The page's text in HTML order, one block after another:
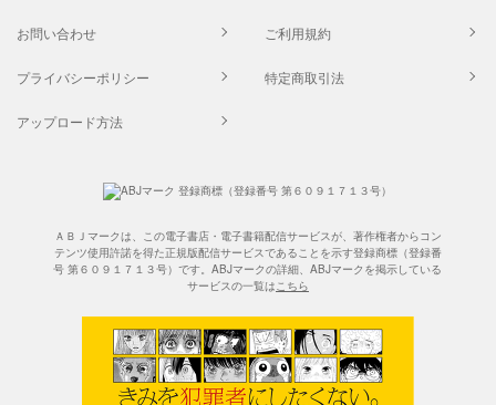
お問い合わせ ご利用規約
プライバシーポリシー 特定商取引法
アップロード方法
ＡＢＪマークは、この電子書店・電子書籍配信サービスが、著作権者からコン
テンツ使用許諾を得た正規版配信サービスであることを示す登録商標（登録番
号 第６０９１７１３号）です。ABJマークの詳細、ABJマークを掲示している
サービスの一覧はこちら